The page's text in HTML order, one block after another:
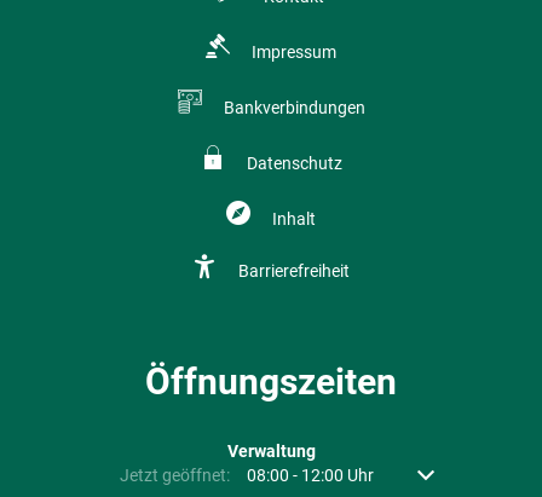
Impressum
Bankverbindungen
Datenschutz
Inhalt
Barrierefreiheit
Öffnungszeiten
Verwaltung
Klicken, um weitere Öffnungs- oder Schließzeiten
Jetzt geöffnet: 08:00 - 12:00 Uhr Von 08:00 bis